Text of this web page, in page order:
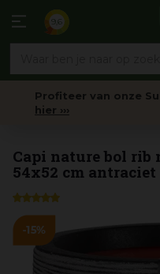
naar
Profiteer van onze
hier ›››
Capi nature bol
54x52 cm antraciet